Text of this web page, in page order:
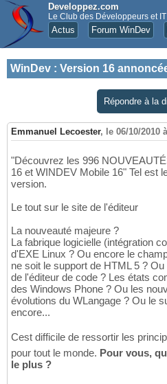
Developpez.com
Le Club des Développeurs et
Actus Forum WinDev
WinDev : Version 16
Répondre à la
Emmanuel Lecoester, le 06/10/2010
"Découvrez les 996
16 et WINDEV Mobile 16" Tel est
version.
Le tout sur le site de l'éditeur
La nouveauté majeure ?
La fabrique logicielle (intégration
d'EXE Linux ? Ou encore le
ne soit le support de HTML 5 ?
de l'éditeur de code ? Les états
des Windows Phone ? Ou les
évolutions du WLangage ? Ou le
encore...
Cest difficile de ressortir les
pour tout le monde. Pour vous,
le plus ?